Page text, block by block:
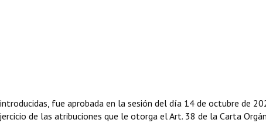
fue aprobada en la sesión del día 14 de octubre de
de las atribuciones que le otorga el Art. 38 de la Carta